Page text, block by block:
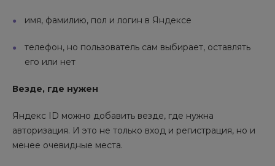
имя, фамилию, пол и логин в Яндексе
телефон, но пользователь сам выбирает, оставлять
его или нет
Везде, где нужен
Яндекс ID можно добавить везде, где нужна
авторизация. И это не только вход и регистрация, но и
менее очевидные места.